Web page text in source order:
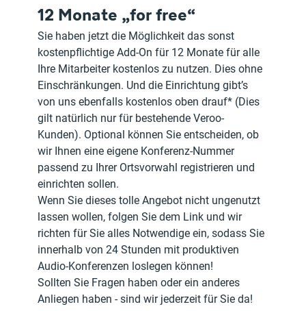
12 Monate „for free“
Sie haben jetzt die Möglichkeit das sonst
kostenpflichtige Add-On für 12 Monate für alle
Ihre Mitarbeiter kostenlos zu nutzen. Dies ohne
Einschränkungen. Und die Einrichtung gibt’s
von uns ebenfalls kostenlos oben drauf* (Dies
gilt natürlich nur für bestehende Veroo-
Kunden). Optional können Sie entscheiden, ob
wir Ihnen eine eigene Konferenz-Nummer
passend zu Ihrer Ortsvorwahl registrieren und
einrichten sollen.
Wenn Sie dieses tolle Angebot nicht ungenutzt
lassen wollen, folgen Sie dem Link und wir
richten für Sie alles Notwendige ein, sodass Sie
innerhalb von 24 Stunden mit produktiven
Audio-Konferenzen loslegen können!
Sollten Sie Fragen haben oder ein anderes
Anliegen haben - sind wir jederzeit für Sie da!